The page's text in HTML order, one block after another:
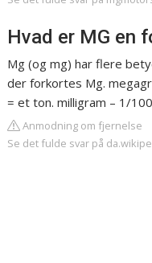
Hvad er MG en
Mg (og mg) har flere
der forkortes Mg.
= et ton. milligram – 1/
Anmodning om fjernelse
Se det fulde svar på